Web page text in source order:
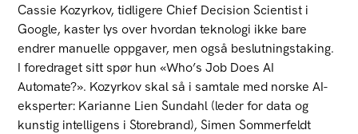
Cassie Kozyrkov, tidligere Chief Decision Scientist i
Google, kaster lys over hvordan teknologi ikke bare
endrer manuelle oppgaver, men også beslutningstaking.
I foredraget sitt spør hun «Who’s Job Does AI
Automate?». Kozyrkov skal så i samtale med norske AI-
eksperter: Karianne Lien Sundahl (leder for data og
kunstig intelligens i Storebrand), Simen Sommerfeldt